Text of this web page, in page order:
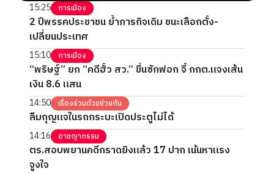
15:25 การเมือง
2 ปีพรรคประชาชน ย้ำภารกิจเดิม ชนะเลือกตั้ง-
เปลี่ยนประเทศ
15:10 การเมือง
“พริษฐ์” ยก “คดีฮั้ว สว.” ขึ้นซักฟอก จี้ กกต.แจงเส้น
เงิน 8.6 แสน
14:50 เรื่องร่วมด้วยช่วยกัน
ลืมกุญแจในรถกระบะเปิดประตูไม่ได้
14:16 อาชญากรรม
ตร.สอบพยานคดีกราดยิงแล้ว 17 ปาก เน้นหาแรง
จูงใจ